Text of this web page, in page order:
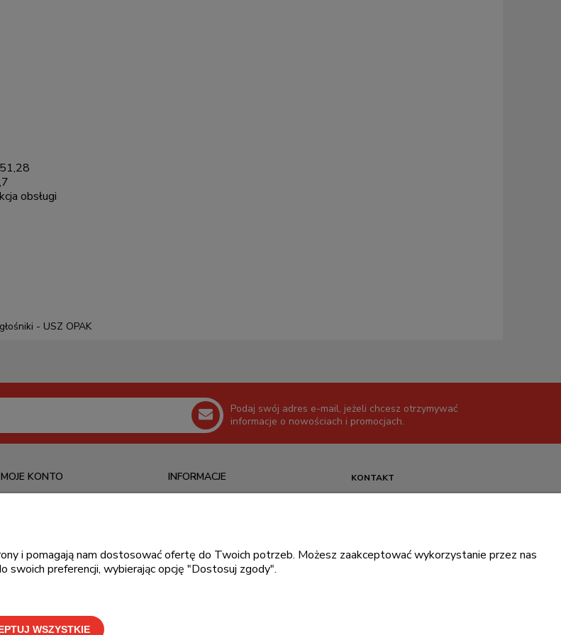
obsługi
- USZ OPAK
Podaj swój adres e-mail, jeżeli chcesz otrzymywać
informacje o nowościach i promocjach.
KONTAKT
MOJE KONTO
Przechowalnia
INFORMACJE
i pomagają nam dostosować ofertę do Twoich potrzeb. Możesz zaakceptować wykorzystanie przez nas
preferencji, wybierając opcję "Dostosuj zgody".
WSZYSTKIE